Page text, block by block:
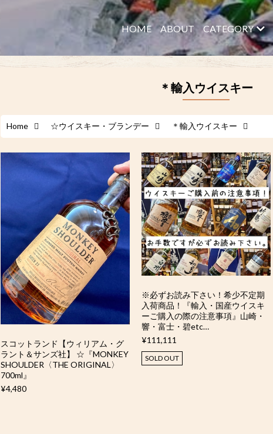
HOME ABOUT CATEGORY
＊輸入ウイスキー
Home ☆ウイスキー・ブランデー ＊輸入ウイスキー
スコットランド【ウィリアム・グ
ラント＆サンズ社】 ☆『MONKEY
SHOULDER〈THE ORIGINAL〉
700ml』
¥4,480
※必ずお読み下さい！希少不定期
入荷商品！『輸入・国産ウイスキ
ーご購入の際の注意事項』山崎・
響・富士・碧etc…
¥111,111
SOLD OUT